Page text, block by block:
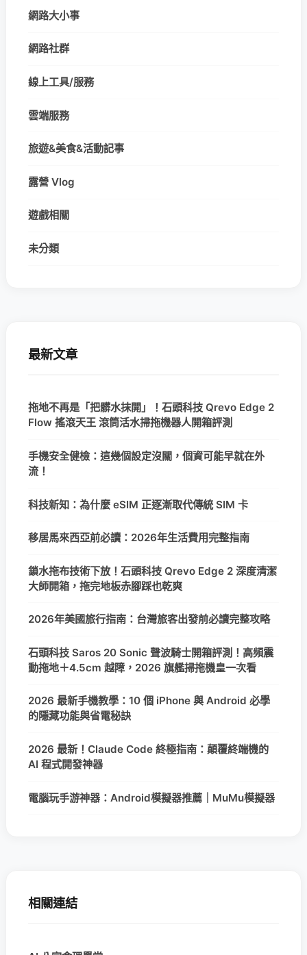
網路大小事
網路社群
線上工具/服務
雲端服務
旅遊&美食&活動記事
露營 Vlog
遊戲相關
未分類
最新文章
拖地不再是「把髒水抹開」！石頭科技 Qrevo Edge 2
Flow 搖滾天王 滾筒活水掃拖機器人開箱評測
手機安全健檢：這幾個設定沒關，個資可能早就在外
流！
科技新知：為什麼 eSIM 正逐漸取代傳統 SIM 卡
移居馬來西亞前必讀：2026年生活費用完整指南
鎖水拖布技術下放！石頭科技 Qrevo Edge 2 深度清潔
大師開箱，拖完地板赤腳踩也乾爽
2026年美國旅行指南：台灣旅客出發前必讀完整攻略
石頭科技 Saros 20 Sonic 聲波騎士開箱評測！高頻震
動拖地＋4.5cm 越障，2026 旗艦掃拖機皇一次看
2026 最新手機教學：10 個 iPhone 與 Android 必學
的隱藏功能與省電秘訣
2026 最新！Claude Code 終極指南：顛覆終端機的
AI 程式開發神器
電腦玩手游神器：Android模擬器推薦｜MuMu模擬器
相關連結